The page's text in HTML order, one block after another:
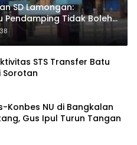
SD Lamongan:
Pendamping Tidak Boleh
STS Transfer Batu
Sorotan
Konbes NU di Bangkalan
Gus Ipul Turun Tangan